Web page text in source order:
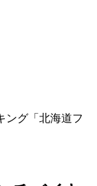
ング「北海道フ